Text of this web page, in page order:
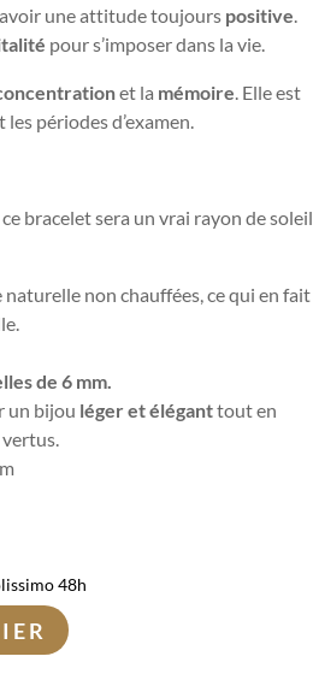
une attitude toujours positive.
pour s’imposer dans la vie.
et la mémoire. Elle est
périodes d’examen.
bracelet sera un vrai rayon de soleil
naturelle non chauffées,ce qui en fait
de 6 mm.
un bijou léger et éléganttout en
48h